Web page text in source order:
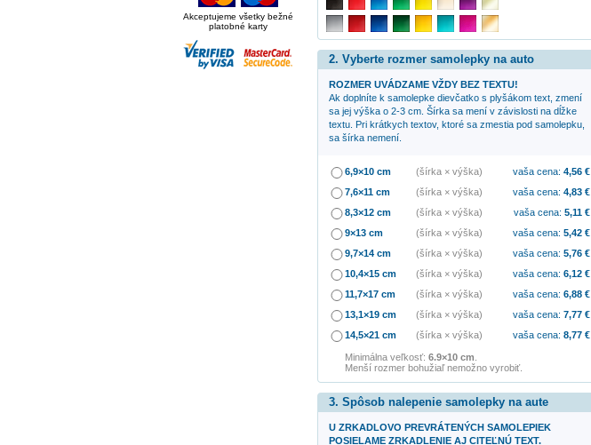
Akceptujeme všetky bežné
platobné karty
2. Vyberte rozmer samolepky na auto
ROZMER UVÁDZAME VŽDY BEZ TEXTU!
Ak doplníte k samolepke dievčatko s plyšákomtext, zmení
sa jej výška o 2-3 cm. Šírka sa mení v závislosti na dĺžke
textu. Pri krátkych textov, ktoré sa zmestia pod samolepku,
sa šírka nemení.
6,9×10 cm (šírka × výška) vaša cena: 4,56€
7,6×11 cm
(šírka × výška) vaša cena: 4,83€
8,3×12 cm
(šírka × výška) vaša cena: 5,11€
9×13 cm
(šírka × výška) vaša cena: 5,42€
9,7×14 cm
(šírka × výška) vaša cena: 5,76€
10,4×15 cm
(šírka × výška) vaša cena: 6,12€
11,7×17 cm
(šírka × výška) vaša cena: 6,88€
13,1×19 cm
(šírka × výška) vaša cena: 7,77€
14,5×21 cm
(šírka × výška) vaša cena: 8,77€
Minimálna veľkosť: 6.9×10 cm.
Menší rozmer bohužiaľ nemožno vyrobiť.
3. Spôsob nalepenie samolepky na aute
U ZRKADLOVO PREVRÁTENÝCH SAMOLEPIEK
POSIELAME ZRKADLENIE AJ CITEĽNÚ TEXT.